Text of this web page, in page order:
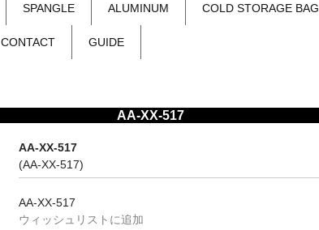
SPANGLE ALUMINUM COLD STORAGE BAG
CONTACT GUIDE
AA-XX-517
AA-XX-517
(AA-XX-517)
AA-XX-517
ウィッシュリストに追加